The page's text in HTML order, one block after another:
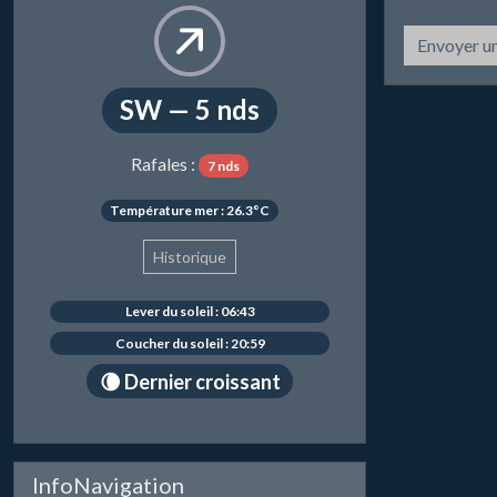
SW — 5 nds
Rafales : 7 nds
Température mer : 26.3°C
Historique
Lever du soleil : 06:43
Coucher du soleil : 20:59
🌘 Dernier croissant
InfoNavigation
Envoyer